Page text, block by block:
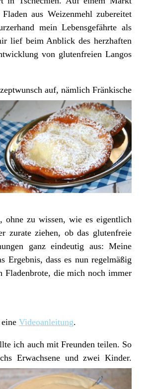
aus Weizenmehl zubereitet
mein Lebensgefährte als
lief beim Anblick des herzhaften
von glutenfreien Langos
auf, nämlich Fränkische
ohne zu wissen, wie es eigentlich
zurate ziehen, ob das glutenfreie
ganz eindeutig aus: Meine
Ergebnis, dass es nun regelmäßig
Fladenbrote, die mich noch immer
Videoanleitung.
ich auch mit Freunden teilen. So
Erwachsene und zwei Kinder.